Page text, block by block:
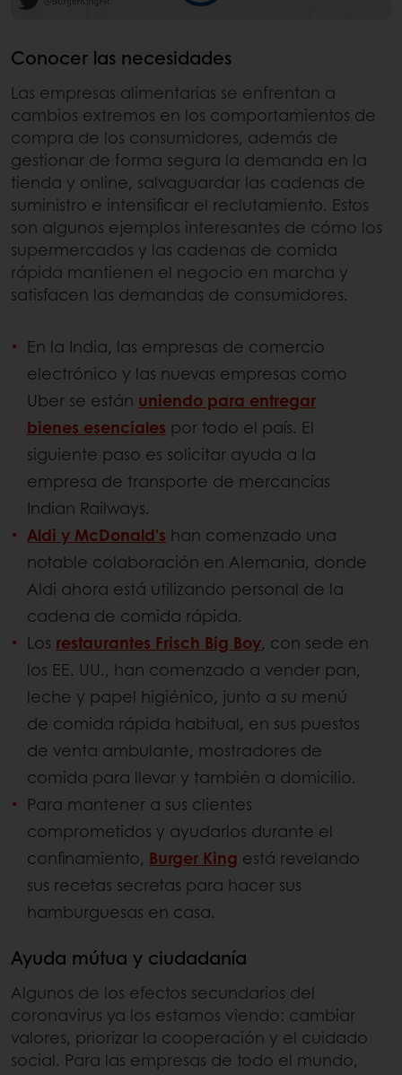
Conocer las necesidades
Las empresas alimentarias se enfrentan a
cambios extremos en los comportamientos de
compra de los consumidores, además de
gestionar de forma segura la demanda en la
tienda y online, salvaguardar las cadenas de
suministro e intensificar el reclutamiento. Estos
son algunos ejemplos interesantes de cómo los
supermercados y las cadenas de comida
rápida mantienen el negocio en marcha y
satisfacen las demandas de consumidores.
En la India, las empresas de comercio
electrónico y las nuevas empresas como
Uber se están uniendo para entregar
bienes esenciales por todo el país. El
siguiente paso es solicitar ayuda a la
empresa de transporte de mercancías
Indian Railways.
Aldi y McDonald's han comenzado una
notable colaboración en Alemania, donde
Aldi ahora está utilizando personal de la
cadena de comida rápida.
Los restaurantes Frisch Big Boy, con sede en
los EE. UU., han comenzado a vender pan,
leche y papel higiénico, junto a su menú
de comida rápida habitual, en sus puestos
de venta ambulante, mostradores de
comida para llevar y también a domicilio.
Para mantener a sus clientes
comprometidos y ayudarlos durante el
confinamiento, Burger King está revelando
sus recetas secretas para hacer sus
hamburguesas en casa.
Ayuda mútua y ciudadanía
Algunos de los efectos secundarios del
coronavirus ya los estamos viendo: cambiar
valores, priorizar la cooperación y el cuidado
social. Para las empresas de todo el mundo,